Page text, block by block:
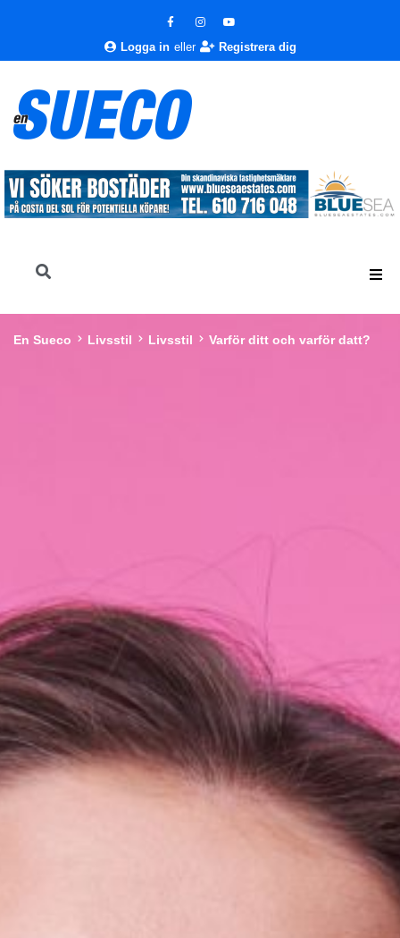
Logga in eller Registrera dig
En Sueco Livsstil Livsstil Varför ditt och varför datt?